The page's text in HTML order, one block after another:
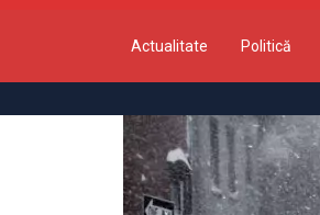
Actualitate Politică